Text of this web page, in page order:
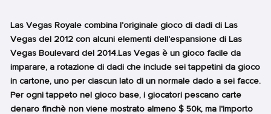
Las Vegas Royale combina l'originale gioco di dadi di Las
Vegas del 2012 con alcuni elementi dell'espansione di Las
Vegas Boulevard del 2014.Las Vegas è un gioco facile da
imparare, a rotazione di dadi che include sei tappetini da gioco
in cartone, uno per ciascun lato di un normale dado a sei facce.
Per ogni tappeto nel gioco base, i giocatori pescano carte
denaro finchè non viene mostrato almeno $ 50k, ma l'importo